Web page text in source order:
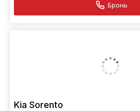
Бронь
Kia Sorento